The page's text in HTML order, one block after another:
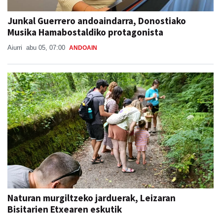
Junkal Guerrero andoaindarra, Donostiako
Musika Hamabostaldiko protagonista
Aiurri abu 05, 07:00 ANDOAIN
Naturan murgiltzeko jarduerak, Leizaran
Bisitarien Etxearen eskutik